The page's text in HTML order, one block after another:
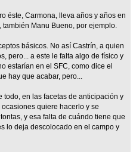
éste, Carmona, lleva años y años en
Manu Bueno, por ejemplo.
básicos. No así Castrín, a quien
pero... a este le falta algo de físico y
estarían en el SFC, como dice el
hay que acabar, pero...
todo, en las facetas de anticipación y
quiere hacerlo y se
y esa falta de cuándo tiene que
lo deja descolocado en el campo y